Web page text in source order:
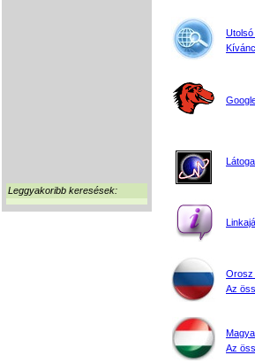
Leggyakoribb keresések:
Orosz
Az
Az